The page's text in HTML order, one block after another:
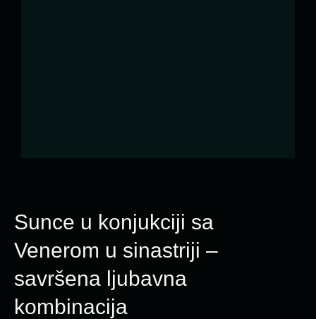
Sunce u konjukciji sa
Venerom u sinastriji –
savršena ljubavna
kombinacija